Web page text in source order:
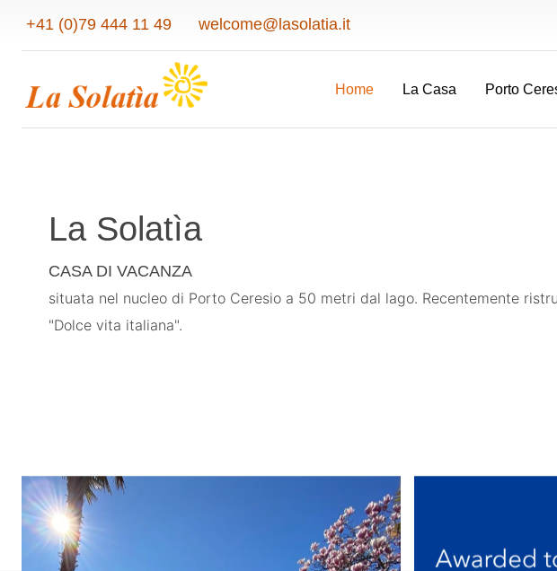
+41 (0)79 444 11 49 welcome@lasolatia.it
Home La Casa Porto
La Solatìa
CASA DI VACANZA
situata nel nucleo di Porto Ceresio a 50 metri dal lago. Recentemente
"Dolce vita italiana".